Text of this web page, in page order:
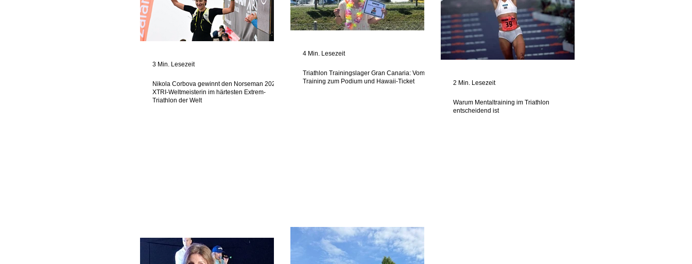
Nikola Corbova gewinnt den Norseman 2026 -
XTRI-Weltmeisterin im härtesten Extrem-
Triathlon der Welt
3 Min. Lesezeit
Triathlon Trainingslager Gran Canaria: Vom
Training zum Podium und Hawaii-Ticket
4 Min. Lesezeit
Warum Mentaltraining im Triathlon
entscheidend ist
2 Min. Lesezeit